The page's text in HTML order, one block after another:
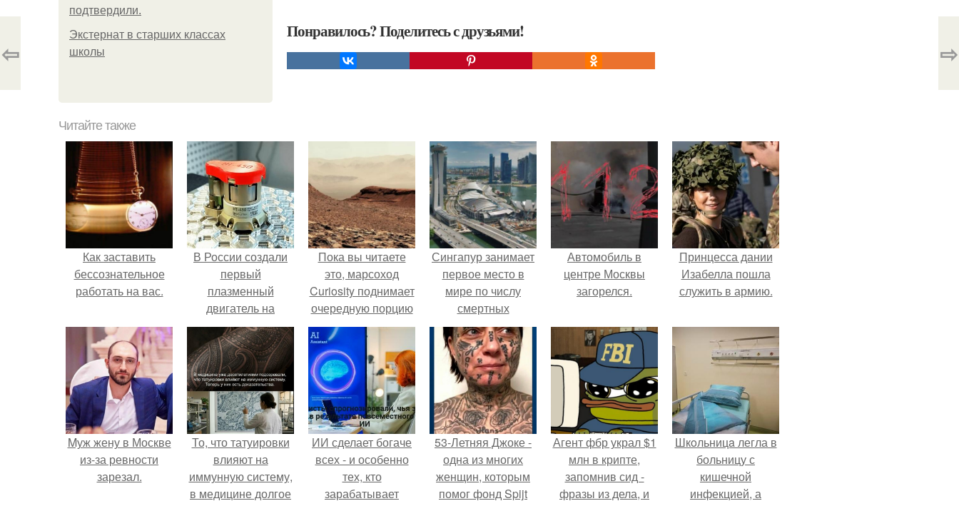
подтвердили.
Экстернат в старших классах
школы
Понравилось? Поделитесь с друзьями!
⇦ ⇨
Читайте также
Как заставить
бессознательное
работать на вас.
В России создали
первый
плазменный
двигатель на
криптоне.
Пока вы читаете
это, марсоход
Curiosity поднимает
очередную порцию
красной пыли. 6.
Сингапур занимает
первое место в
мире по числу
смертных
приговоров на
душу населения.
Автомобиль в
центре Москвы
загорелся.
Принцесса дании
Изабелла пошла
служить в армию.
Mуж жену в Москве
из-за ревности
зарезал.
То, что татуировки
влияют на
иммунную систему,
в медицине долгое
ИИ сделает богаче
всех - и особенно
тех, кто
зарабатывает
53-Летняя Джоке -
одна из многих
женщин, которым
помог фонд Spijt
Агент фбр украл $1
млн в крипте,
запомнив сид -
фразы из дела, и
Шкoльницa легла в
больницу с
кишечной
инфекцией, а